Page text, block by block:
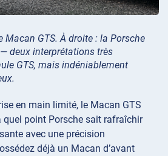
Macan GTS. À droite : la Porsche
deux interprétations très
GTS, mais indéniablement
en main limité, le Macan GTS
quel point Porsche sait rafraîchir
avec une précision
déjà un Macan d’avant